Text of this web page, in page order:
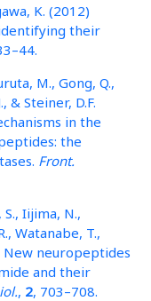
K. (2012)
their
M., Gong, Q.,
& Steiner, D.F.
in the
the
Front.
Iijima, N.,
Watanabe, T.,
New neuropeptides
and their
, 2, 703–708.